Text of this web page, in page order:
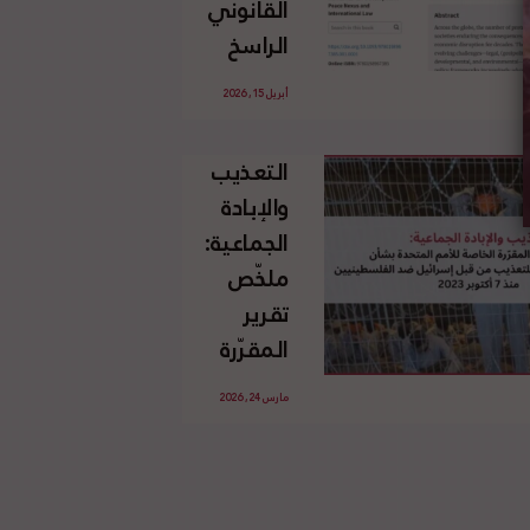
الإسرائيلي
غير
القانوني
الفلسطينية
القانوني
الراسخ
للاجئين
وحقهم
في العودة
بموجب
القانون
الدولي
أبريل 15, 2026
التعذيب
والإبادة
الجماعية:
ملخّص
تقرير
المقرّرة
الخاصة
مارس 24, 2026